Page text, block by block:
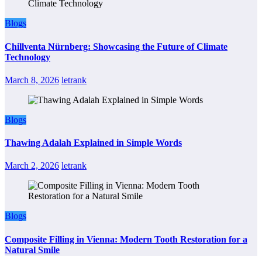
Blogs
Chillventa Nürnberg: Showcasing the Future of Climate
Technology
March 8, 2026 letrank
Blogs
Thawing Adalah Explained in Simple Words
March 2, 2026 letrank
Blogs
Composite Filling in Vienna: Modern Tooth Restoration for a
Natural Smile